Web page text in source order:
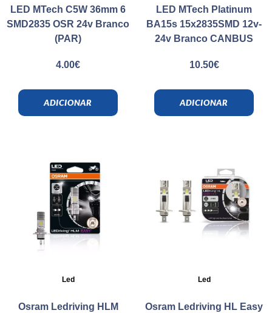
LED MTech C5W 36mm 6
SMD2835 OSR 24v Branco
(PAR)
4.00€
ADICIONAR
LED MTech Platinum
BA15s 15x2835SMD 12v-
24v Branco CANBUS
10.50€
ADICIONAR
Led
Osram Ledriving HLM
Led
Osram Ledriving HL Easy